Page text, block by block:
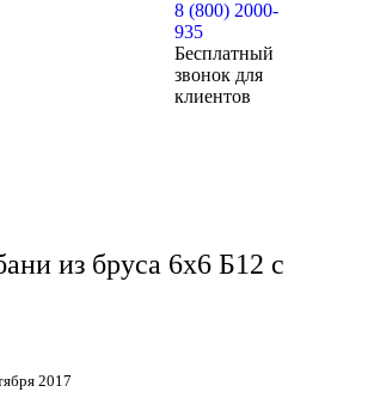
8 (800) 2000-
935
Бесплатный
звонок для
клиентов
из бруса 6х6 Б12 с
2017